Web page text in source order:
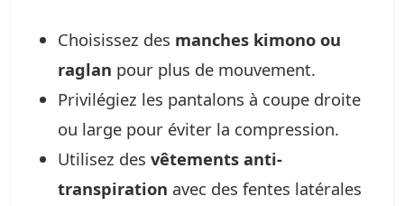
Choisissez des manches kimono ou
raglan pour plus de mouvement.
Privilégiez les pantalons à coupe droite
ou large pour éviter la compression.
Utilisez des vêtements anti-
transpiration avec des fentes latérales